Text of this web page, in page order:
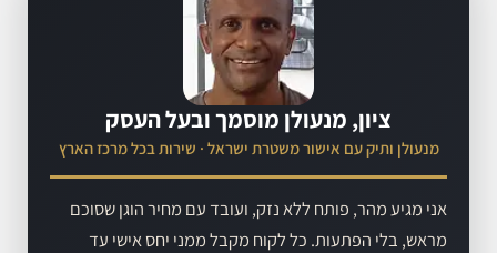
ציון, מנעולן מוסמך ובעל העסק
מנעולן ותיק עם אישור משטרת ישראל · שירות בכל מרכז הארץ
אני מגיע מהר, פותח ללא נזק, ועובד עם מחיר הוגן שסוכם
מראש, בלי הפתעות. כל לקוח מקבל ממני יחס אישי עד